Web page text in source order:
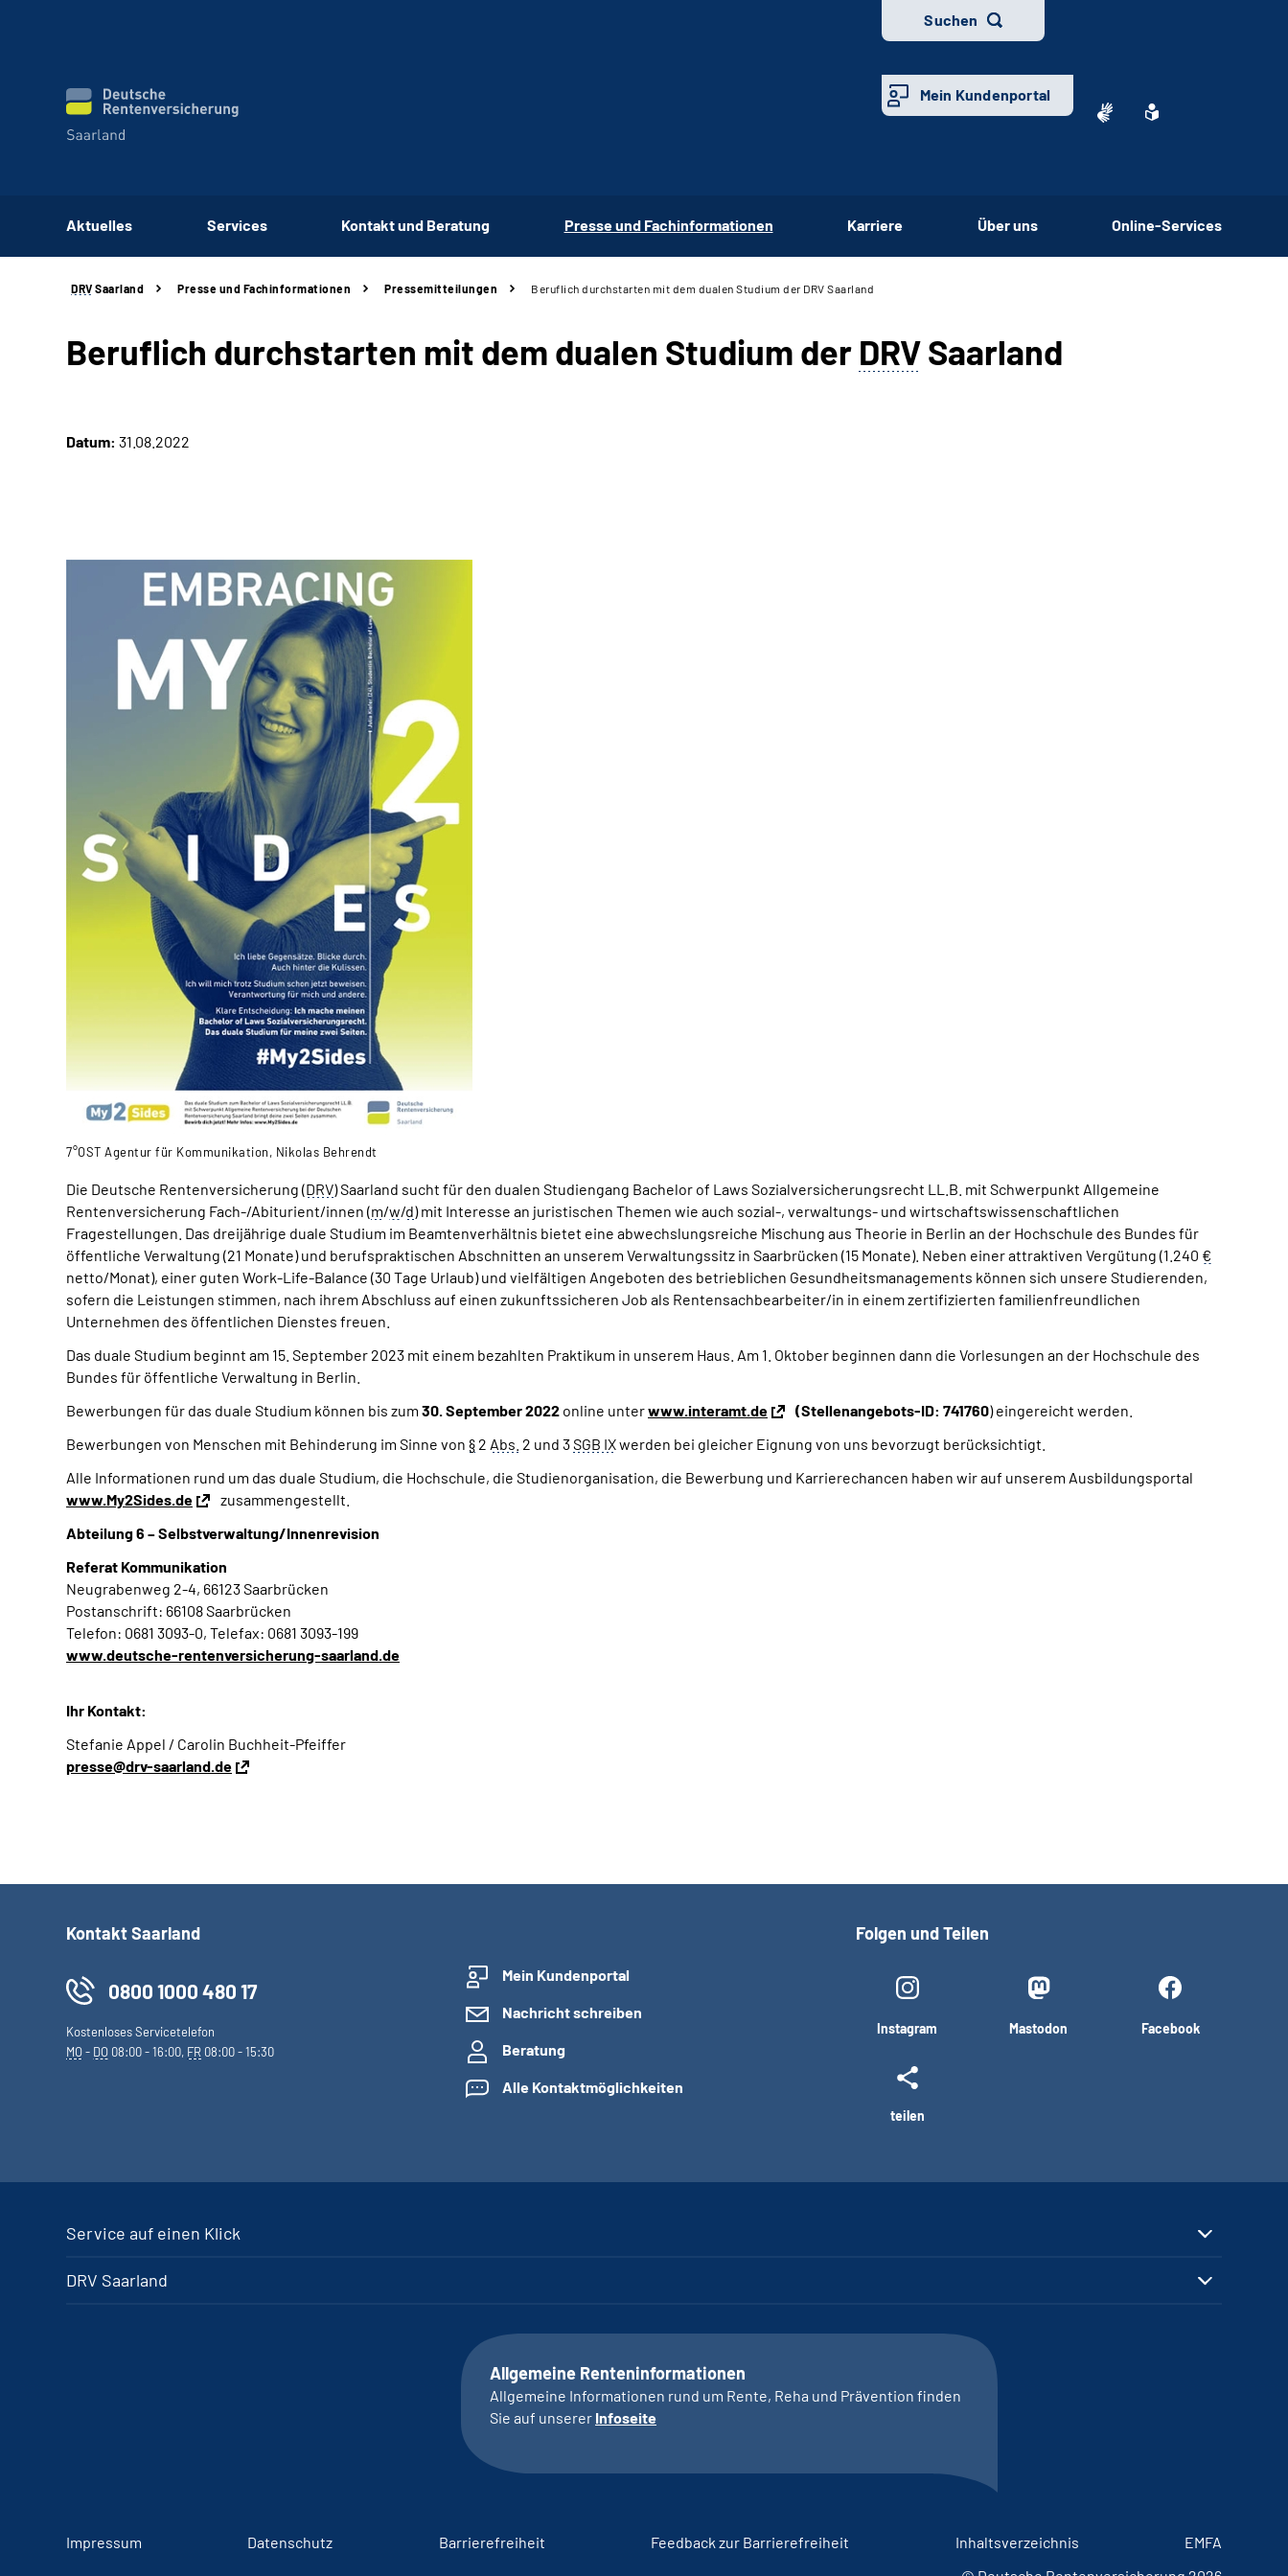
Suchen
Mein Kundenportal
Aktuelles Services Kontakt und Beratung Presse und Fachinformationen Karriere Über uns Online-Services
DRV Saarland Presse und Fachinformationen Pressemitteilungen Beruflich durchstarten mit dem dualen Studium der DRV Saarland
Beruflich durchstarten mit dem dualen Studium der DRVSaarland
Datum: 31.08.2022
7°OST Agentur für Kommunikation, Nikolas Behrendt
Die Deutsche Rentenversicherung (DRV) Saarland sucht für den dualen Studiengang Bachelor of Laws Sozialversicherungsrecht LL.B. mit Schwerpunkt Allgemeine
Rentenversicherung Fach-/Abiturient/innen (m/w/d) mit Interesse an juristischen Themen wie auch sozial-, verwaltungs- und wirtschaftswissenschaftlichen
Fragestellungen. Das dreijährige duale Studium im Beamtenverhältnis bietet eine abwechslungsreiche Mischung aus Theorie in Berlin an der Hochschule des Bundes für
öffentliche Verwaltung (21 Monate) und berufspraktischen Abschnitten an unserem Verwaltungssitz in Saarbrücken (15 Monate). Neben einer attraktiven Vergütung (1.240 €
netto/Monat), einer guten Work-Life-Balance (30 Tage Urlaub) und vielfältigen Angeboten des betrieblichen Gesundheitsmanagements können sich unsere Studierenden,
sofern die Leistungen stimmen, nach ihrem Abschluss auf einen zukunftssicheren Job als Rentensachbearbeiter/in in einem zertifizierten familienfreundlichen
Unternehmen des öffentlichen Dienstes freuen.
Das duale Studium beginnt am 15. September 2023 mit einem bezahlten Praktikum in unserem Haus. Am 1. Oktober beginnen dann die Vorlesungen an der Hochschule des
Bundes für öffentliche Verwaltung in Berlin.
Bewerbungen für das duale Studium können bis zum 30. September 2022 online unterwww.interamt.de (Stellenangebots-ID: 741760) eingereicht werden.
Bewerbungen von Menschen mit Behinderung im Sinne von § 2 Abs. 2 und 3SGB IXwerden bei gleicher Eignung von uns bevorzugt berücksichtigt.
Alle Informationen rund um das duale Studium, die Hochschule, die Studienorganisation, die Bewerbung und Karrierechancen haben wir auf unserem Ausbildungsportal
www.My2Sides.de
zusammengestellt.
Abteilung 6 – Selbstverwaltung/Innenrevision
Referat Kommunikation
Neugrabenweg 2-4, 66123 Saarbrücken
Postanschrift: 66108 Saarbrücken
Telefon: 0681 3093-0, Telefax: 0681 3093-199
www.deutsche-rentenversicherung-saarland.de
Ihr Kontakt:
Stefanie Appel / Carolin Buchheit-Pfeiffer
presse@drv-saarland.de
Kontakt Saarland
0800 1000 480 17
Kostenloses Servicetelefon
MO- DO 08:00 - 16:00, FR 08:00 - 15:30
Mein Kundenportal
Nachricht schreiben
Beratung
Alle Kontaktmöglichkeiten
Folgen und Teilen
Instagram Mastodon Facebook
teilen
Service auf einen Klick
DRV Saarland
Allgemeine Renteninformationen
Allgemeine Informationen rund um Rente, Reha und Prävention finden
Sie auf unserer Infoseite
Impressum Datenschutz Barrierefreiheit Feedback zur Barrierefreiheit Inhaltsverzeichnis
EMFA